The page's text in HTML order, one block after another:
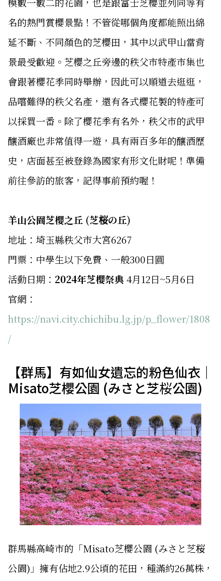
名的熱門賞櫻景點！不管從哪個角度都能照出綿
延不斷、不同顏色的芝櫻田，其中以武甲山當背
景最受歡迎。芝櫻之丘旁邊的秩父市特產市集也
會跟著櫻花季同時舉辦，因此可以順道去逛逛，
品嚐難得的秩父名產，還有各式櫻花製的特產可
以採買一番。除了櫻花季有名外，秩父市的武甲
釀酒廠也非常值得一遊，具有兩百多年的釀酒歷
史，店面甚至被登錄為國家有形文化財呢！準備
前往參訪的旅客，記得事前預約喔！
羊山公園芝櫻之丘 (芝桜の丘)
地址：埼玉縣秩父市大宮6267
門票：中學生以下免費、一般300日圓
活動日期： 2024年芝櫻祭典 4月12日~5月6日
官網：
https://navi.city.chichibu.lg.jp/p_flower/1808
/
【群馬】有如仙女遺忘的粉色仙衣｜
Misato芝櫻公園 (みさと芝桜公園)
群馬縣高崎市的「Misato芝櫻公園 (みさと芝桜
公園)」擁有佔地2.9公頃的花田，種滿約26萬株，